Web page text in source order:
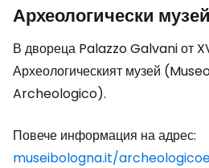
Археологически музей
В двореца Palazzo Galvani от
Археологическият музей
Archeologico).
Повече информация на адрес:
museibologna.it/